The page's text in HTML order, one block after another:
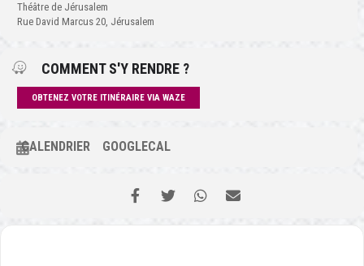
Théâtre de Jérusalem
Rue David Marcus 20, Jérusalem
COMMENT S'Y RENDRE ?
OBTENEZ VOTRE ITINÉRAIRE VIA WAZE
CALENDRIER GOOGLECAL